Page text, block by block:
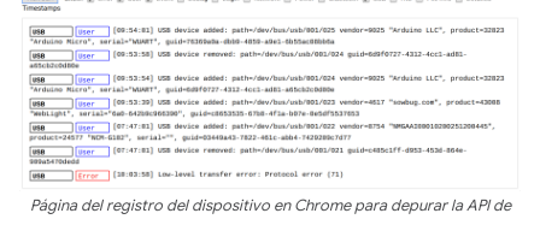
Página del registro del dispositivo en Chrome para depurar la API de